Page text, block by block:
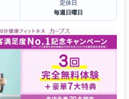
定休日
毎週日曜日